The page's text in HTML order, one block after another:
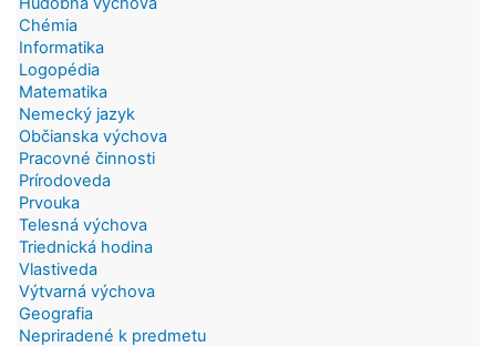
Chémia
Informatika
Logopédia
Matematika
Nemecký jazyk
Občianska výchova
Pracovné činnosti
Prírodoveda
Prvouka
Telesná výchova
Triednická hodina
Vlastiveda
Výtvarná výchova
Geografia
Nepriradené k predmetu